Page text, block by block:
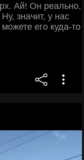
Ай! Он реально,
значит, у нас
его куда-то